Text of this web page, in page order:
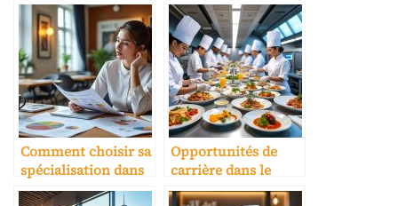
Comment choisir sa
spécialisation dans
une école hôtelière
Opportunités de
carrière dans le
catering aérien